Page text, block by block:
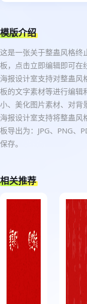
模版介绍
这是一张关于整蛊风格终
板，点击立即编辑即可在
海报设计室支持对整蛊风
板的文字素材等进行编辑
小、美化图片素材、对背
海报设计室支持将整蛊风
板导出为：JPG、PNG、
保存。
相关推荐